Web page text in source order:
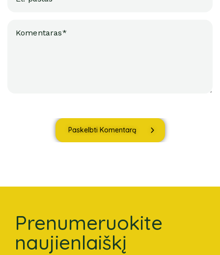
Paskelbti Komentarą
Prenumeruokite
naujienlaiškį